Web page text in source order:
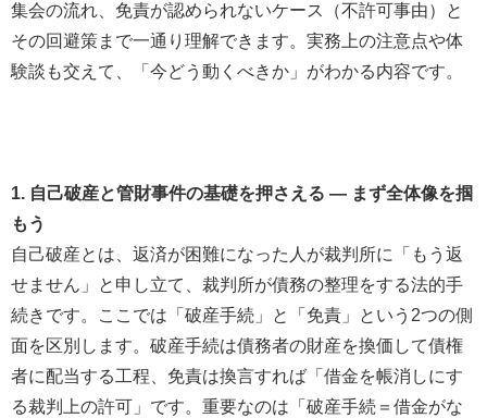
集会の流れ、免責が認められないケース（不許可事由）と
その回避策まで一通り理解できます。実務上の注意点や体
験談も交えて、「今どう動くべきか」がわかる内容です。
1. 自己破産と管財事件の基礎を押さえる ― まず全体像を掴
もう
自己破産とは、返済が困難になった人が裁判所に「もう返
せません」と申し立て、裁判所が債務の整理をする法的手
続きです。ここでは「破産手続」と「免責」という2つの側
面を区別します。破産手続は債務者の財産を換価して債権
者に配当する工程、免責は換言すれば「借金を帳消しにす
る裁判上の許可」です。重要なのは「破産手続＝借金がな